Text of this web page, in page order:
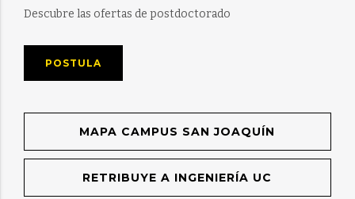
Descubre las ofertas de postdoctorado
POSTULA
MAPA CAMPUS SAN JOAQUÍN
RETRIBUYE A INGENIERÍA UC